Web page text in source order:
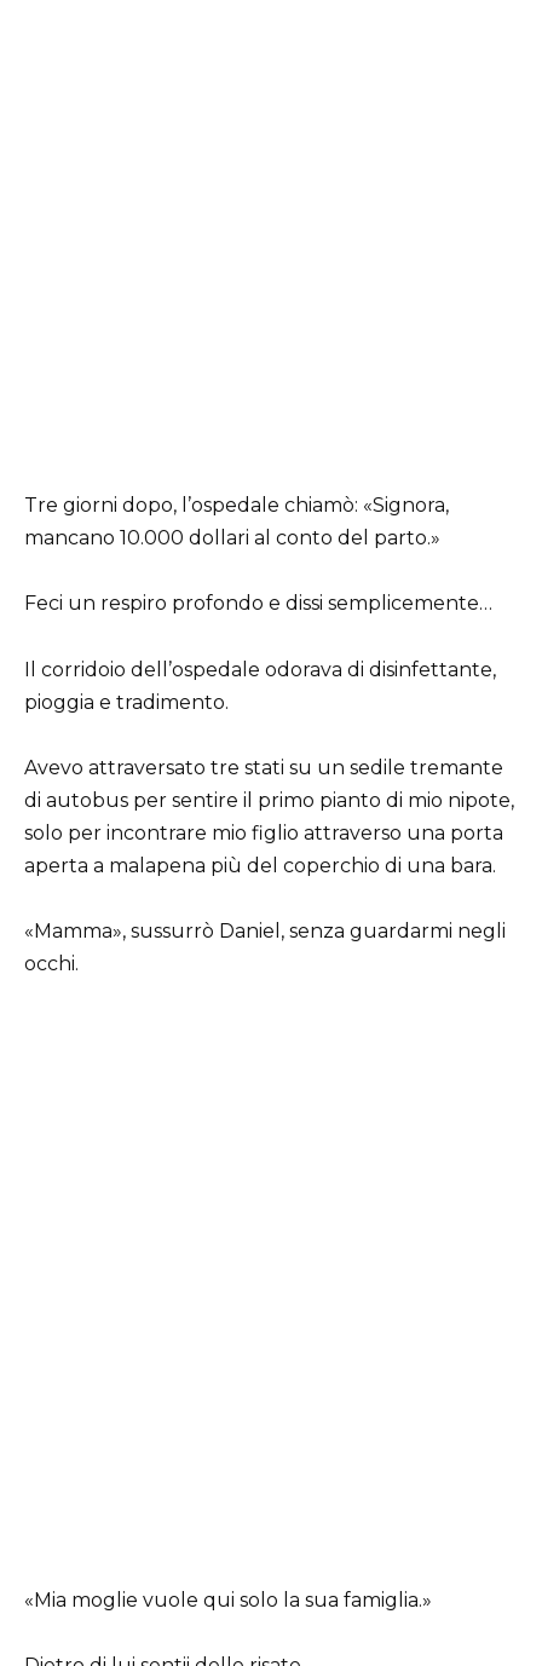
Tre giorni dopo, l’ospedale chiamò: «Signora,
mancano 10.000 dollari al conto del parto.»
Feci un respiro profondo e dissi semplicemente…
Il corridoio dell’ospedale odorava di disinfettante,
pioggia e tradimento.
Avevo attraversato tre stati su un sedile tremante
di autobus per sentire il primo pianto di mio nipote,
solo per incontrare mio figlio attraverso una porta
aperta a malapena più del coperchio di una bara.
«Mamma», sussurrò Daniel, senza guardarmi negli
occhi.
«Mia moglie vuole qui solo la sua famiglia.»